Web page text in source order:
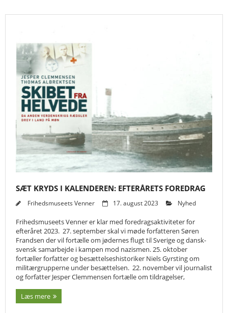
SÆT KRYDS I KALENDEREN: EFTERÅRETS FOREDRAG
Frihedsmuseets Venner 17. august 2023 Nyhed
Frihedsmuseets Venner er klar med foredragsaktiviteter for
efteråret 2023. 27. september skal vi møde forfatteren Søren
Frandsen der vil fortælle om jødernes flugt til Sverige og dansk-
svensk samarbejde i kampen mod nazismen. 25. oktober
fortæller forfatter og besættelseshistoriker Niels Gyrsting om
militærgrupperne under besættelsen. 22. november vil journalist
og forfatter Jesper Clemmensen fortælle om tildragelser,
Læs mere